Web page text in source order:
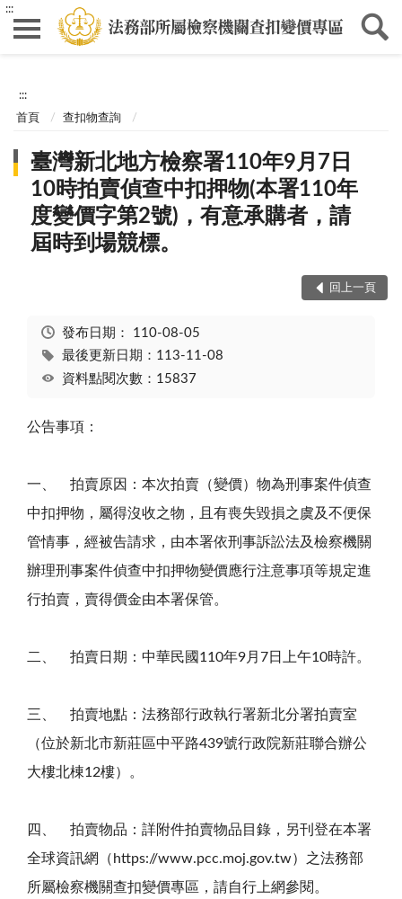
:::
:::
首頁 查扣物查詢
臺灣新北地方檢察署110年9月7日
10時拍賣偵查中扣押物(本署110年
度變價字第2號)，有意承購者，請
屆時到場競標。
回上一頁
發布日期： 110-08-05
最後更新日期：113-11-08
資料點閱次數：15837
公告事項：
一、 拍賣原因：本次拍賣（變價）物為刑事案件偵查
中扣押物，屬得沒收之物，且有喪失毀損之虞及不便保
管情事，經被告請求，由本署依刑事訴訟法及檢察機關
辦理刑事案件偵查中扣押物變價應行注意事項等規定進
行拍賣，賣得價金由本署保管。
二、 拍賣日期：中華民國110年9月7日上午10時許。
三、 拍賣地點：法務部行政執行署新北分署拍賣室
（位於新北市新莊區中平路439號行政院新莊聯合辦公
大樓北棟12樓）。
四、 拍賣物品：詳附件拍賣物品目錄，另刊登在本署
全球資訊網（https://www.pcc.moj.gov.tw）之法務部
所屬檢察機關查扣變價專區，請自行上網參閱。